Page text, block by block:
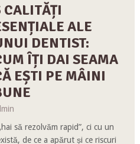
CALITĂȚI
ALE
DENTIST:
ÎȚI DAI SEAMA
EȘTI PE MÂINI
să rezolvăm rapid”, ci cu un
de ce a apărut și ce riscuri